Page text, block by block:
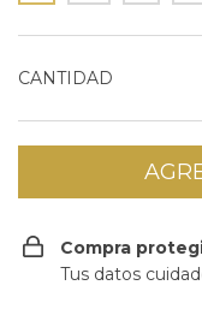
CANTIDAD
Compra
Tus datos